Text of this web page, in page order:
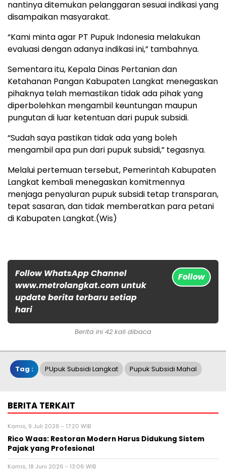
nantinya ditemukan pelanggaran sesuai indikasi yang
disampaikan masyarakat.
“Kami minta agar PT Pupuk Indonesia melakukan
evaluasi dengan adanya indikasi ini,” tambahnya.
Sementara itu, Kepala Dinas Pertanian dan
Ketahanan Pangan Kabupaten Langkat menegaskan
pihaknya telah memastikan tidak ada pihak yang
diperbolehkan mengambil keuntungan maupun
pungutan di luar ketentuan dari pupuk subsidi.
“Sudah saya pastikan tidak ada yang boleh
mengambil apa pun dari pupuk subsidi,” tegasnya.
Melalui pertemuan tersebut, Pemerintah Kabupaten
Langkat kembali menegaskan komitmennya
menjaga penyaluran pupuk subsidi tetap transparan,
tepat sasaran, dan tidak memberatkan para petani
di Kabupaten Langkat.(Wis)
Follow WhatsApp Channel
www.metrolangkat.com untuk
update berita terbaru setiap
hari
Follow
Berita ini 42 kali dibaca
Tag : PUpuk Subsidi Langkat Pupuk Subsidi Mahal
BERITA TERKAIT
Kamis, 9 Juli 2026 - 17:20 WIB
Rico Waas: Restoran Modern Harus Didukung Sistem
Pajak yang Profesional
Kamis, 18 Juni 2026 - 13:06 WIB